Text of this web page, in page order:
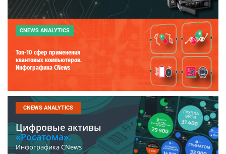
CNEWS ANALYTICS
Топ-10 сфер применения
квантовых компьютеров.
Инфографика CNews
CNEWS ANALYTICS
Цифровые активы
«Росатома».
Инфографика CNews